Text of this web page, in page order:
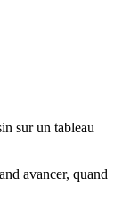
sur un tableau
avancer, quand